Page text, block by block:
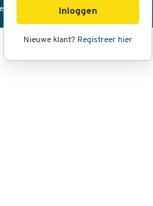
Inloggen
Nieuwe klant? Registreer hier